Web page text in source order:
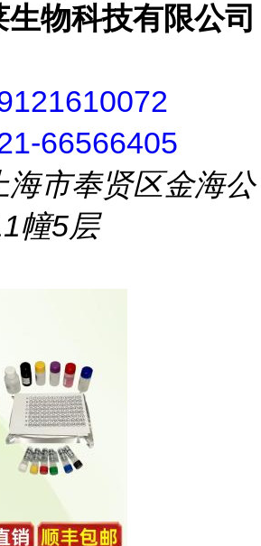
物科技有限公司
66566405
海市奉贤区金海公
幢5层